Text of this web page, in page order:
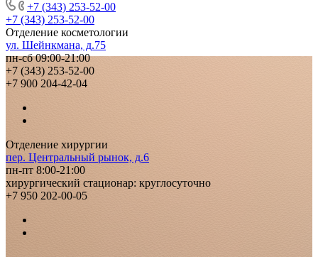
+7 (343) 253-52-00
+7 (343) 253-52-00
Отделение косметологии
ул. Шейнкмана, д.75
пн-сб 09:00-21:00
+7 (343) 253-52-00
+7 900 204-42-04
Отделение хирургии
пер. Центральный рынок, д.6
пн-пт 8:00-21:00
хирургический стационар: круглосуточно
+7 950 202-00-05